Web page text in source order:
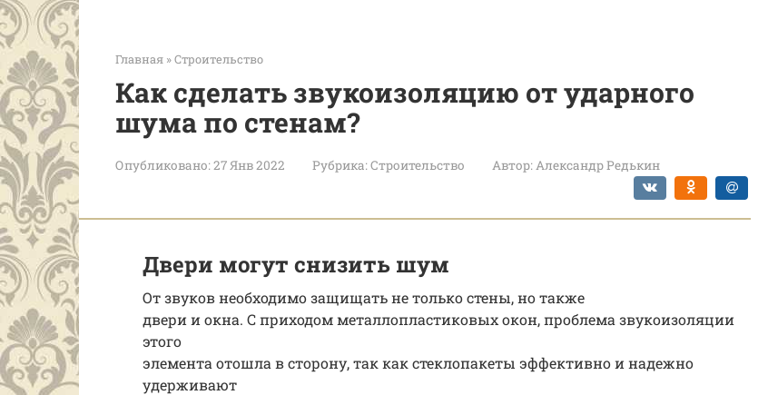
Главная »Строительство
Как сделать звукоизоляцию от ударного
шума по стенам?
Опубликовано:27 Янв 2022 Рубрика:Строительство Автор:Александр Редькин
Двери могут снизить шум
От звуков необходимо защищать не только стены, но также
двери и окна. С приходом металлопластиковых окон, проблема звукоизоляции
этого
элемента отошла в сторону, так как стеклопакеты эффективно и надежно
удерживают